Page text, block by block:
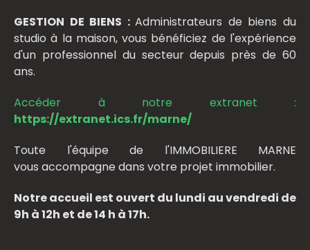
GESTION DE BIENS :Administrateurs de biens du
studio à la maison, vous bénéficiez de l'expérience
d'un professionnel du secteur depuis près de 60
ans.
Accéder à notre extranet :
https://extranet.ics.fr/marne/
Toute l'équipe de l'IMMOBILIERE MARNE
vous accompagne dans votre projet immobilier.
Notre accueil est ouvert du lundi au vendredi de
9h à 12h et de 14 h à 17h.